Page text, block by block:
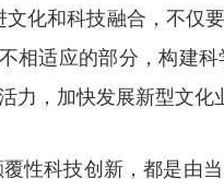
化和科技融合，不仅
相适应的部分，构建
，加快发展新型文化
性科技创新，都是由